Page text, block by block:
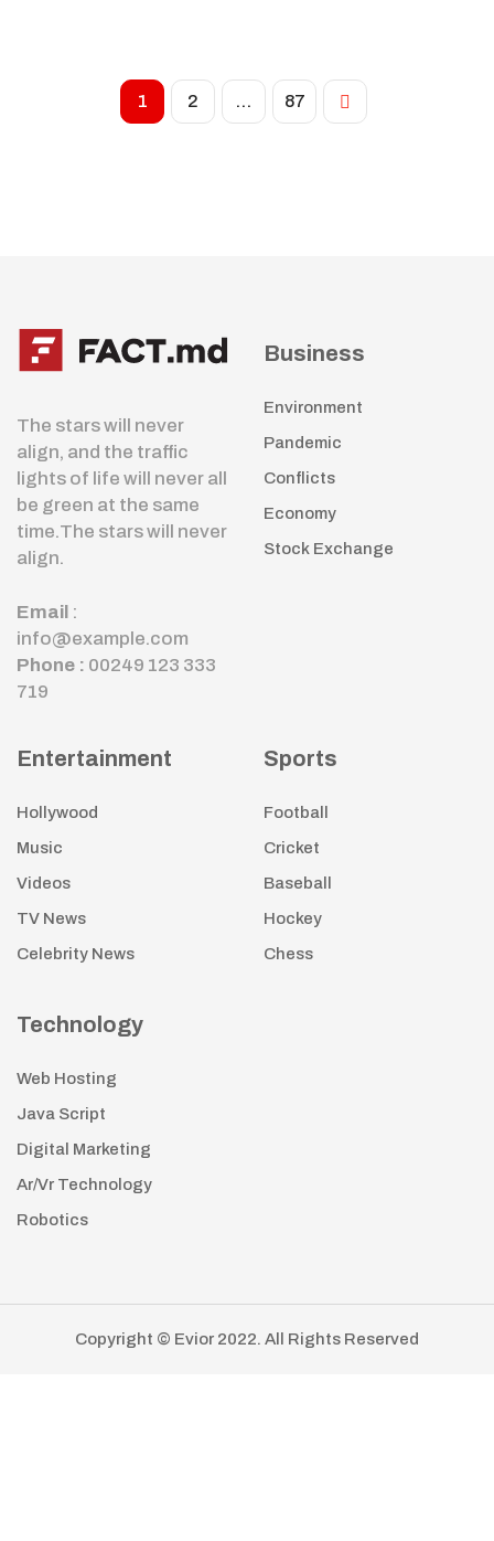
1 2 … 87
The stars will never
align, and the traffic
lights of life will never all
be green at the same
time.The stars will never
align.
Email :
info@example.com
Phone : 00249 123 333
719
Business
Environment
Pandemic
Conflicts
Economy
Stock Exchange
Entertainment
Hollywood
Music
Videos
TV News
Celebrity News
Sports
Football
Cricket
Baseball
Hockey
Chess
Technology
Web Hosting
Java Script
Digital Marketing
Ar/Vr Technology
Robotics
Copyright © Evior 2022. All Rights Reserved